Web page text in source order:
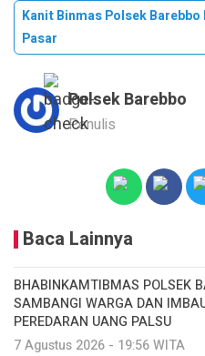
Kanit Binmas Polsek
Pasar
Polsek Barebbo
Penulis
Baca Lainnya
BHABINKAMTIBMAS POLSEK
SAMBANGI WARGA DAN
PEREDARAN UANG PALSU
7 Agustus 2026 - 19:56 WITA